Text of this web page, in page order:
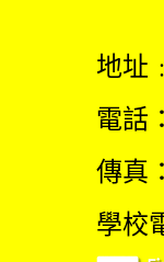
地址
電話
傳真
學校